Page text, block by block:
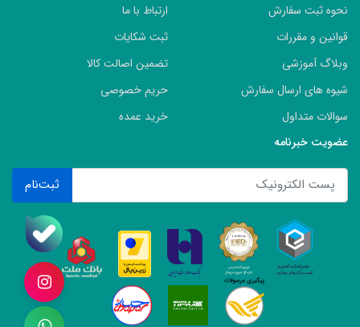
نحوه ثبت سفارش
قوانین و مقررات
وبلاگ آموزشی
شیوه های ارسال سفارش
سوالات متداول
ارتباط با ما
ثبت شکایات
تضمین اصالت کالا
حریم خصوصی
خرید عمده
عضویت خبرنامه
ثبت‌نام